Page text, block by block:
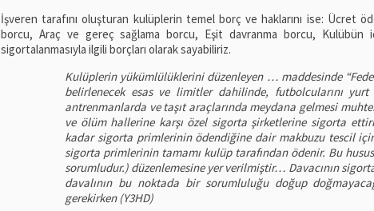
İşveren tarafını oluşturan kulüplerin temel borç ve haklarını ise: Ücret
borcu, Araç ve gereç sağlama borcu, Eşit davranma borcu, Kulübün
sigortalanmasıyla ilgili borçları olarak sayabiliriz.
Kulüplerin yükümlülüklerini düzenleyen … maddesinde
belirlenecek esas ve limitler dahilinde, futbolcularını yurt
antrenmanlarda ve taşıt araçlarında meydana gelmesi
ve ölüm hallerine karşı özel sigorta şirketlerine sigorta
kadar sigorta primlerinin ödendiğine dair makbuzu tescil
sigorta primlerinin tamamı kulüp tarafından ödenir. Bu
sorumludur.) düzenlemesine yer verilmiştir… Davacının
davalının bu noktada bir sorumluluğu doğup
gerekirken (Y3HD)